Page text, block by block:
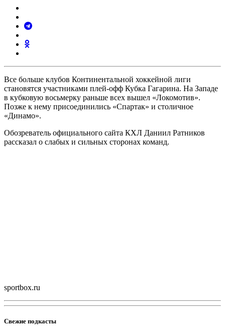
Все больше клубов Континентальной хоккейной лиги
становятся участниками плей-офф Кубка Гагарина. На Западе
в кубковую восьмерку раньше всех вышел «Локомотив».
Позже к нему присоединились «Спартак» и столичное
«Динамо».
Обозреватель официального сайта КХЛ Даниил Ратников
рассказал о слабых и сильных сторонах команд.
sportbox.ru
Свежие подкасты